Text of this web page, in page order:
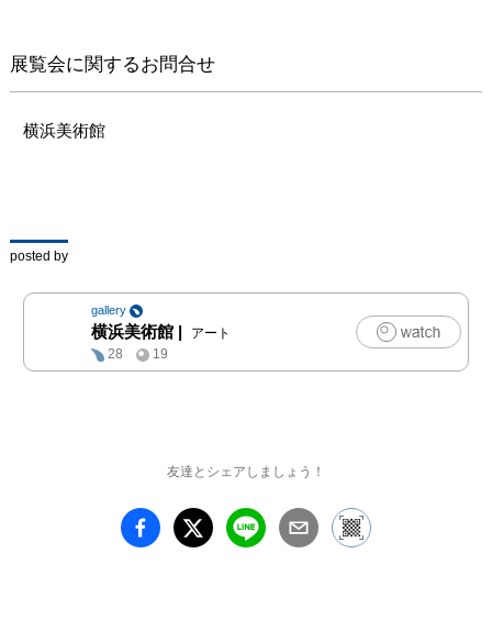
詩に親しむことのなかっ
た層をもファンに取り込
います。また、近年では
留まらない多彩な展開を
見せています。
最果にとって美術館での
初の個展となる本展で
は、作品と作品を受け取
る側が相互作用的に響き
します。鋭い感性で私た
の言葉の展示に、ぜひご
期待ください。
展覧会に関するお問合せ
横浜美術館
posted by
gallery
横浜美術館 |
アート
28
19
友達とシェアしましょう！